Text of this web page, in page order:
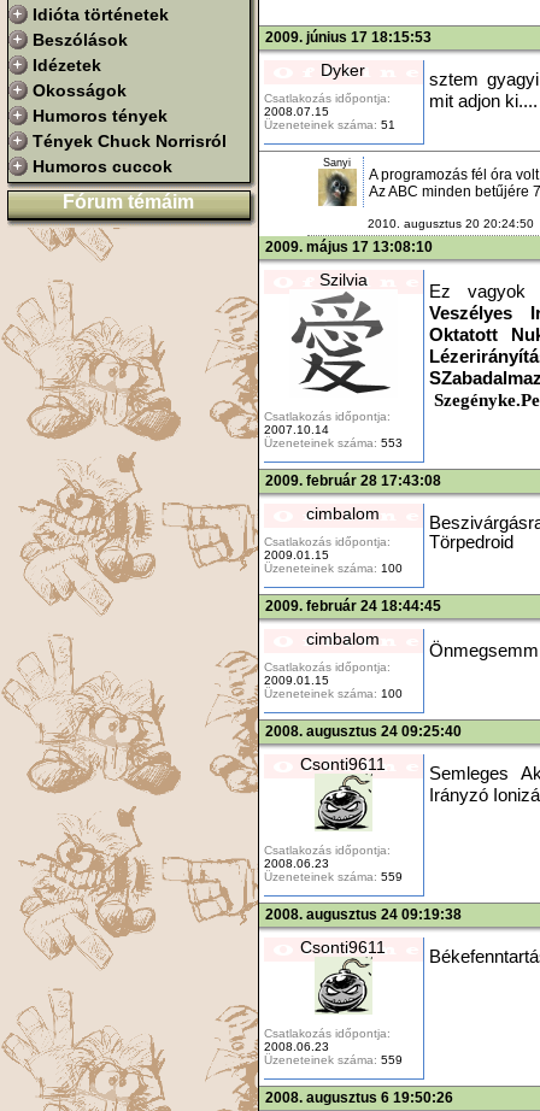
Idióta történetek
Beszólások
Idézetek
Okosságok
Humoros tények
Tények Chuck Norrisról
Humoros cuccok
Fórum témáim
2009. június 17 18:15:53
Dyker
Csatlakozás időpontja:
2008.07.15
Üzeneteinek száma: 51
sztem
mit adjon
Sanyi
A programozás fél óra
Az ABC minden betűjére
2010. augusztus 20 20:24:50
2009. május 17 13:08:10
Szilvia
Csatlakozás időpontja:
2007.10.14
Üzeneteinek száma: 553
Ez
Veszélyes
Oktatott
2009. február 28 17:43:08
cimbalom
Csatlakozás időpontja:
2009.01.15
Üzeneteinek száma: 100
Törpedroid
2009. február 24 18:44:45
cimbalom
Csatlakozás időpontja:
2009.01.15
Üzeneteinek száma: 100
2008. augusztus 24 09:25:40
Csonti9611
Csatlakozás időpontja:
2008.06.23
Üzeneteinek száma: 559
Semleges
Irányzó
2008. augusztus 24 09:19:38
Csonti9611
Csatlakozás időpontja:
2008.06.23
Üzeneteinek száma: 559
2008. augusztus 6 19:50:26